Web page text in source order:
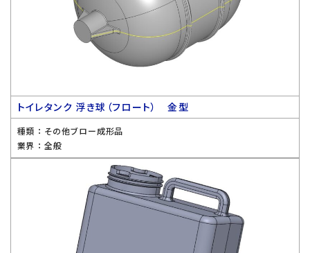
トイレタンク 浮き球（フロート） 金型
種類 ： その他ブロー成形品
業界 ： 全般